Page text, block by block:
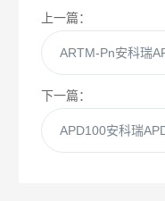
上一篇：
ARTM-Pn安科瑞
下一篇：
APD100安科瑞